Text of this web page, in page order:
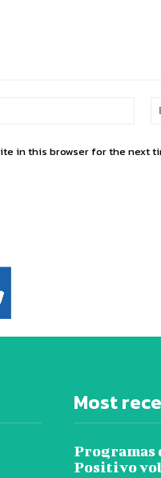
in this browser for the next
Most
Programas
Positivo